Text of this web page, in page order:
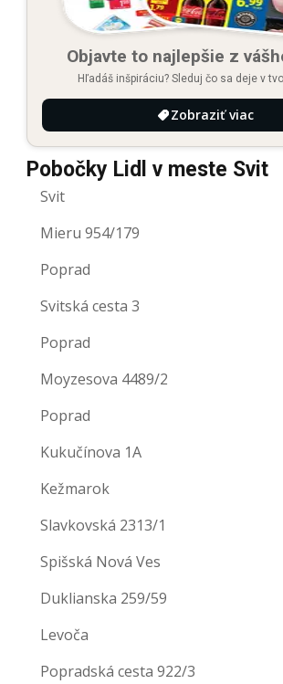
Objavte to najlepšie z
Hľadáš inšpiráciu? Sleduj čo sa deje v
Zobraziť viac
Pobočky Lidl v meste Svit
Svit
Mieru 954/179
Poprad
Svitská cesta 3
Poprad
Moyzesova 4489/2
Poprad
Kukučínova 1A
Kežmarok
Slavkovská 2313/1
Spišská Nová Ves
Duklianska 259/59
Levoča
Popradská cesta 922/3